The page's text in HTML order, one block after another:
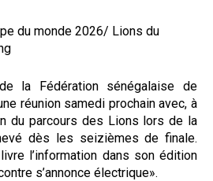
du monde 2026/ Lions du
la Fédération sénégalaise de
réunion samedi prochain avec, à
du parcours des Lions lors de la
dès les seizièmes de finale.
l’information dans son édition
s’annonce électrique».